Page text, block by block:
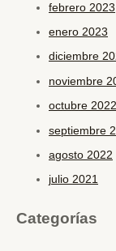
febrero 2023
enero 2023
diciembre
noviembre
octubre 2022
septiembre
agosto 2022
julio 2021
Categorías